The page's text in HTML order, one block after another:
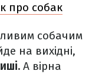
про собак
собачим
на вихідні,
А вірна